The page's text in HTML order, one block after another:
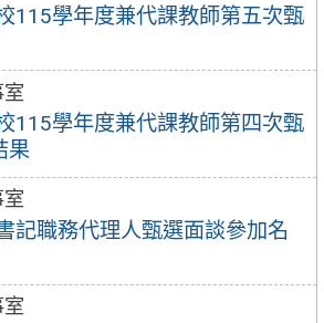
115學年度兼代課教師第五次甄
室
115學年度兼代課教師第四次甄
果
室
記職務代理人甄選面談參加名
室